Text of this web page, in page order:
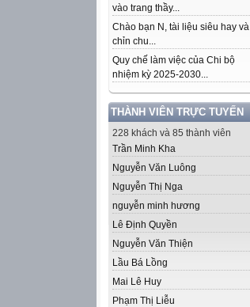
vào trang thầy...
Chào bạn N, tài liệu siêu hay và
chỉn chu...
Quy chế làm việc của Chi bộ
nhiệm kỳ 2025-2030...
THÀNH VIÊN TRỰC TUYẾN
228 khách và 85 thành viên
Trần Minh Kha
Nguyễn Văn Luông
Nguyễn Thị Nga
nguyễn minh hương
Lê Định Quyền
Nguyễn Văn Thiện
Lầu Bá Lồng
Mai Lê Huy
Phạm Thị Liễu